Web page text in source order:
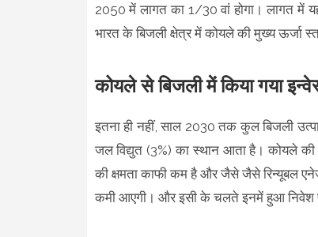
2050 में लागत का 1/30 वां होगा। लागत में
भारत के बिजली क्षेत्र में कोयले की मुख्य ऊर्जा
कोयले से बिजली में किया गया
इतना ही नहीं, साल 2030 तक कुल बिजली
जल विद्युत (3%) का स्थान आता है। कोयले की
की क्षमता काफी कम है और जैसे जैसे रिन्यूबल
कमी आएगी। और इसी के चलते इनमें हुआ निवेश